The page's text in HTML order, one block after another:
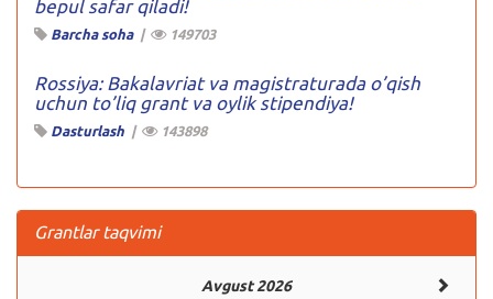
bepul safar qiladi!
Barcha soha| 149703
Rossiya: Bakalavriat va magistraturada o’qish
uchun to’liq grant va oylik stipendiya!
Dasturlash | 143898
Grantlar taqvimi
Avgust 2026